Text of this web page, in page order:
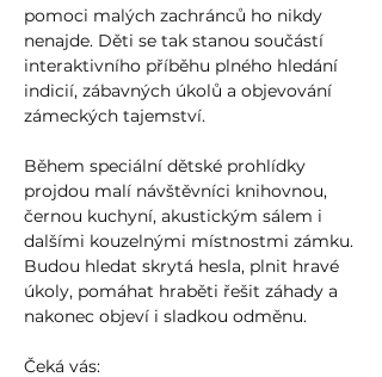
pomoci malých zachránců ho nikdy
nenajde. Děti se tak stanou součástí
interaktivního příběhu plného hledání
indicií, zábavných úkolů a objevování
zámeckých tajemství.
Během speciální dětské prohlídky
projdou malí návštěvníci knihovnou,
černou kuchyní, akustickým sálem i
dalšími kouzelnými místnostmi zámku.
Budou hledat skrytá hesla, plnit hravé
úkoly, pomáhat hraběti řešit záhady a
nakonec objeví i sladkou odměnu.
Čeká vás: